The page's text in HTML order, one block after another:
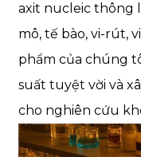
axit nucleic thông
mô, tế bào, vi-rút,
phẩm của chúng
suất tuyệt vời và
cho nghiên cứu